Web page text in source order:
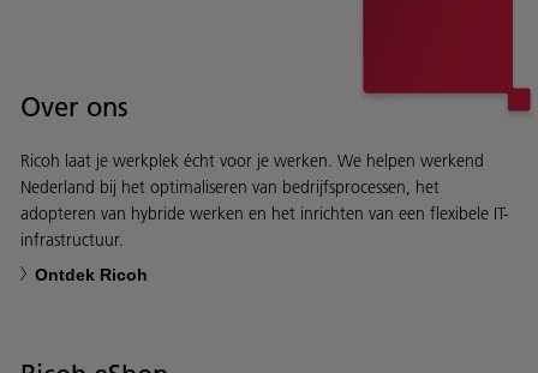
Over ons
Ricoh laat je werkplek écht voor je werken. We helpen werkend
Nederland bij het optimaliseren van bedrijfsprocessen, het
adopteren van hybride werken en het inrichten van een flexibele IT-
infrastructuur.
Ontdek Ricoh